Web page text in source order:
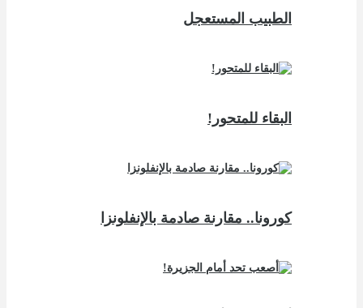
الطبيب المستعجل
البقاء للمتحور!
كورونا.. مقارنة صادمة بالإنفلونزا